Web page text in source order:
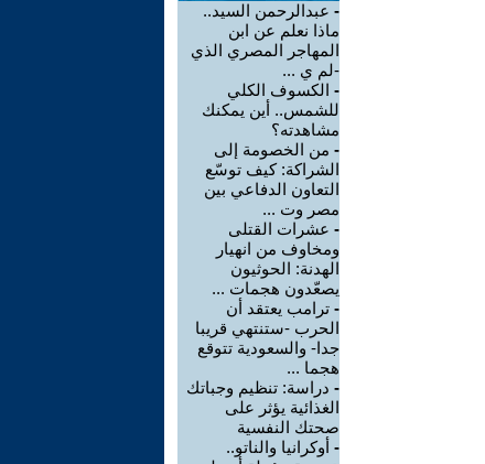
- عبدالرحمن السيد..
ماذا نعلم عن ابن
المهاجر المصري الذي
-لم ي ...
- الكسوف الكلي
للشمس.. أين يمكنك
مشاهدته؟
- من الخصومة إلى
الشراكة: كيف توسّع
التعاون الدفاعي بين
مصر وت ...
- عشرات القتلى
ومخاوف من انهيار
الهدنة: الحوثيون
يصعّدون هجمات ...
- ترامب يعتقد أن
الحرب -ستنتهي قريبا
جدا- والسعودية تتوقع
هجما ...
- دراسة: تنظيم وجباتك
الغذائية يؤثر على
صحتك النفسية
- أوكرانيا والناتو..